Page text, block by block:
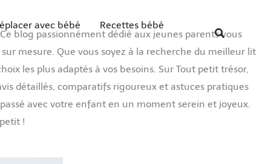
avec bébé
Recettes bébé
Rechercher
blog passionnément dédié aux jeunes parents vous
mesure. Que vous soyez à la recherche du meilleur lit
les plus adaptés à vos besoins. Sur Tout petit trésor,
détaillés, comparatifs rigoureux et astuces pratiques
avec votre enfant en un moment serein et joyeux.
!